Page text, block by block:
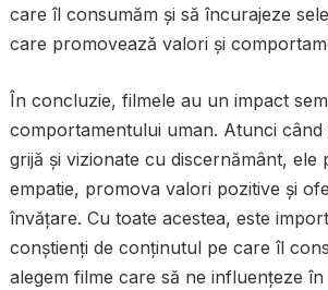
care îl consumăm și să încurajeze
care promovează valori și
În concluzie, filmele au un impact
comportamentului uman. Atunci când
grijă și vizionate cu discernământ, ele
empatie, promova valori pozitive și
învățare. Cu toate acestea, este
conștienți de conținutul pe care îl
alegem filme care să ne influențeze în